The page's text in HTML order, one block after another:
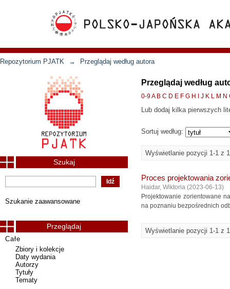
Repozytorium PJATK → Przeglądaj według autora
Przeglądaj według
0-9A B C D E F G H J K L M N
Lub dodaj kilka pierwszych
Sortuj według:
Wyświetlanie pozycji 1-1 z 1
Proces projektowania
Haidar, Wiktoria (2023-06-13)
Projektowanie zorientowane
na poznaniu bezpośrednich
Wyświetlanie pozycji 1-1 z 1
Szukaj
Szukanie zaawansowane
Przeglądaj
Całe
Zbiory i kolekcje
Daty wydania
Autorzy
Tytuły
Tematy